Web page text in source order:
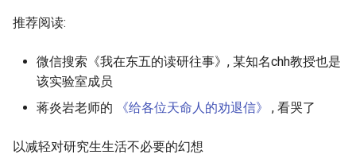
推荐阅读:
微信搜索《我在东五的读研往事》, 某知名chh教授也是
该实验室成员
蒋炎岩老师的
《给各位天命人的劝退信》 , 看哭了
以减轻对研究生生活不必要的幻想